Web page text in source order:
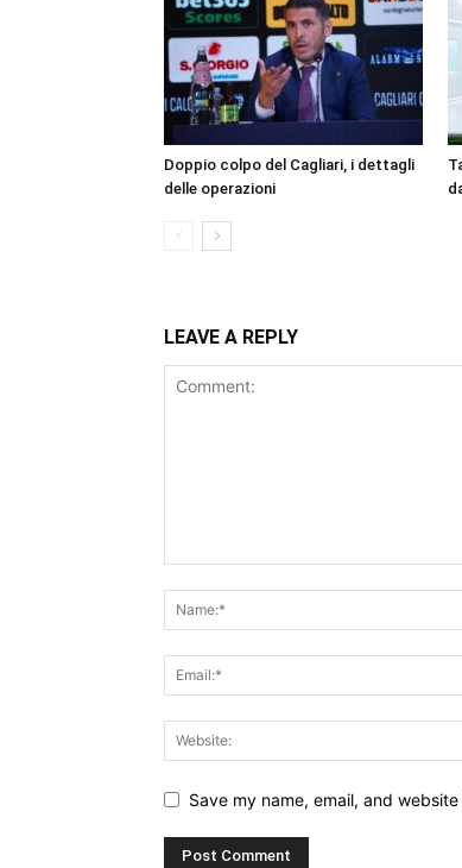
Doppio colpo del Cagliari, i dettagli
delle operazioni
LEAVE A REPLY
Save my name, email, and